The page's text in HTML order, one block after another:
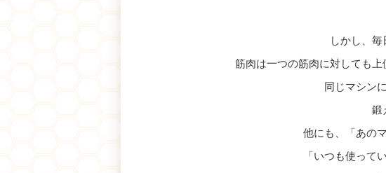
しかし、
筋肉は一つの筋肉に対しても
同じマシン
鍛
他にも、「あの
「いつも使って